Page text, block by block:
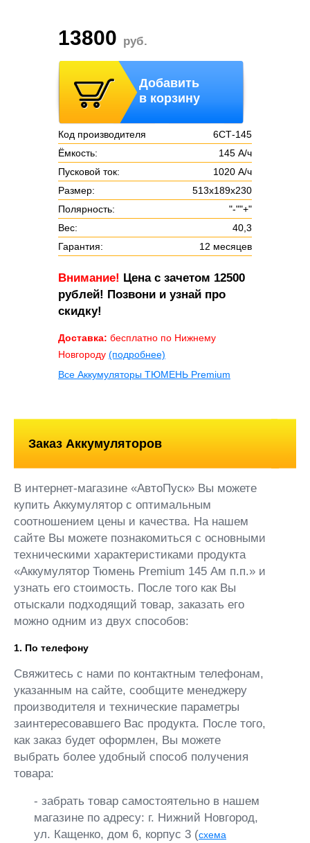
13800 руб.
Добавить
в корзину
Код производителя
6СТ-145
Ёмкость:
145 А/ч
Пусковой ток:
1020 А/ч
Размер:
513х189х230
Полярность:
"-""+"
Вес:
40,3
Гарантия:
12 месяцев
Внимание! Цена с зачетом 12500
рублей! Позвони и узнай про
скидку!
Доставка: бесплатно по Нижнему
Новгороду (подробнее)
Все Аккумуляторы ТЮМЕНЬ Premium
Заказ Аккумуляторов
В интернет-магазине «АвтоПуск» Вы можете
купить Аккумулятор с оптимальным
соотношением цены и качества. На нашем
сайте Вы можете познакомиться с основными
техническими характеристиками продукта
«Аккумулятор Тюмень Premium 145 Ам п.п.» и
узнать его стоимость. После того как Вы
отыскали подходящий товар, заказать его
можно одним из двух способов:
1. По телефону
Свяжитесь с нами по контактным телефонам,
указанным на сайте, сообщите менеджеру
производителя и технические параметры
заинтересовавшего Вас продукта. После того,
как заказ будет оформлен, Вы можете
выбрать более удобный способ получения
товара:
- забрать товар самостоятельно в нашем
магазине по адресу: г. Нижний Новгород,
ул. Кащенко, дом 6, корпус 3 (схема